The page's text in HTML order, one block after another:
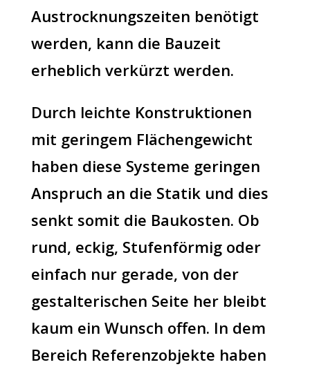
Austrocknungszeiten benötigt
werden, kann die Bauzeit
erheblich verkürzt werden.
Durch leichte Konstruktionen
mit geringem Flächengewicht
haben diese Systeme geringen
Anspruch an die Statik und dies
senkt somit die Baukosten. Ob
rund, eckig, Stufenförmig oder
einfach nur gerade, von der
gestalterischen Seite her bleibt
kaum ein Wunsch offen. In dem
Bereich Referenzobjekte haben